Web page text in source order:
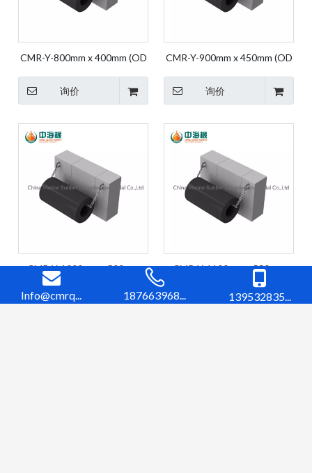
CMR-Y-800mm x 400mm (OD
保险杠 船用挡泥板 圆柱形橡
胶
询价
CMR-Y-900mm x 450mm (OD
保险杠 船用挡泥板 圆柱形橡
胶
询价
CMR-Y-1000mm x 500mm
(OD X ID) 码头挡泥板 挡泥板
橡胶 保险杠 船用挡泥板 圆柱
询价
CMR-Y-1100mm x 550mm
(OD X ID) 码头挡泥板 挡泥板
橡胶 保险杠 船用挡泥板 圆柱
询价
Info@cmrq... 187663968... 139532835...